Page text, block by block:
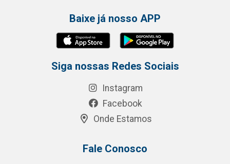
Baixe já nosso APP
Siga nossas Redes Sociais
Instagram
Facebook
Onde Estamos
Fale Conosco